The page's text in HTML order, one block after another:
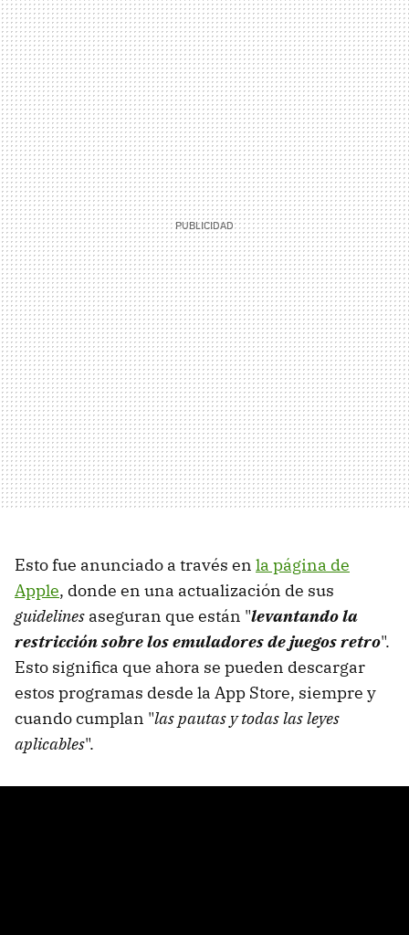
Esto fue anunciado a través en la página de
Apple, donde en una actualización de sus
guidelines aseguran que están "levantando la
restricción sobre los emuladores de juegos retro".
Esto significa que ahora se pueden descargar
estos programas desde la App Store, siempre y
cuando cumplan "las pautas y todas las leyes
aplicables".